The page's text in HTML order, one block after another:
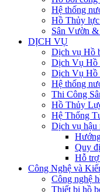
Hệ thống
Hồ Thủy
Sân Vườn
DỊCH VỤ
Dịch vụ Hồ
Dịch Vụ Hồ
Dịch Vụ Hồ
Hệ thống
Thi Công
Hồ Thủy
Hệ Thống
Dịch vụ hậu
Quy
Hỗ trợ
Công Nghệ và
Công nghệ
Thiết bị hồ